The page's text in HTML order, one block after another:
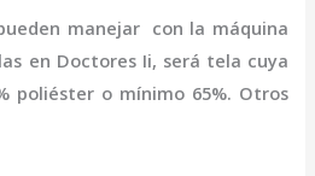
manejar con la máquina
en Doctores Ii, será tela cuya
poliéster o mínimo 65%. Otros